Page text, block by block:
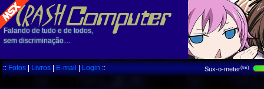
Falando de tudo e de todos,
sem discriminação…
::Fotos|Livros|E-mail|Login:: Sux-o-meter(tm)